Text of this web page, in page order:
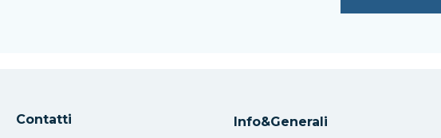
Contatti Info&Generali